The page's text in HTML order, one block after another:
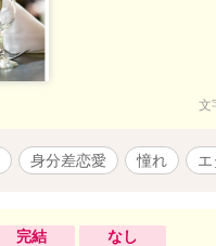
文
身分差恋愛 憧れ エ
完結 なし